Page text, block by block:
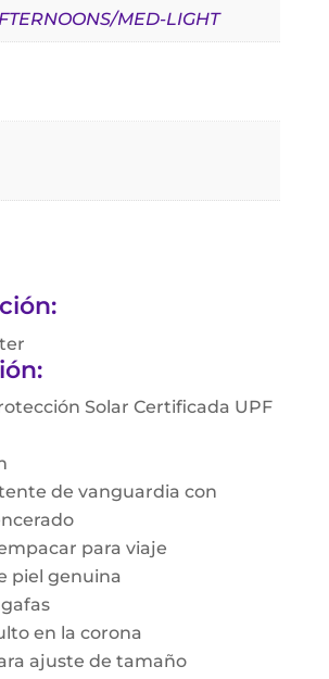
MED-LIGHT
Solar Certificada UPF
de vanguardia con
para viaje
piel genuina
en la corona
ajuste de tamaño